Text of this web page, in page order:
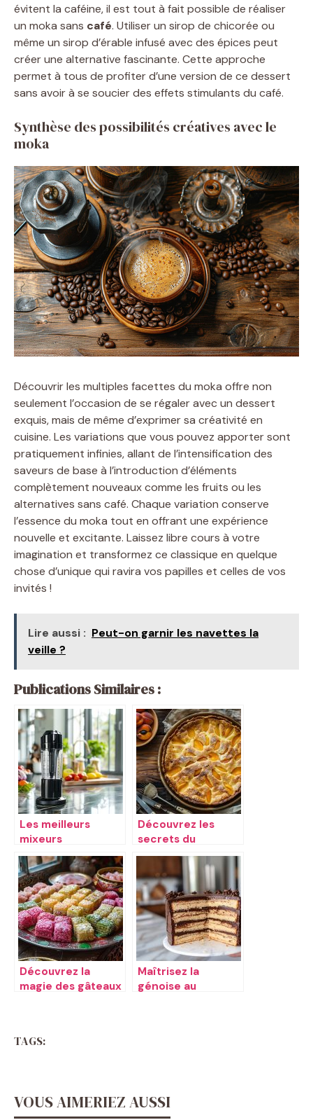
évitent la caféine, il est tout à fait possible de réaliser
un moka sans café. Utiliser un sirop de chicorée ou
même un sirop d’érable infusé avec des épices peut
créer une alternative fascinante. Cette approche
permet à tous de profiter d’une version de ce dessert
sans avoir à se soucier des effets stimulants du café.
Synthèse des possibilités créatives avec le
moka
Découvrir les multiples facettes du moka offre non
seulement l’occasion de se régaler avec un dessert
exquis, mais de même d’exprimer sa créativité en
cuisine. Les variations que vous pouvez apporter sont
pratiquement infinies, allant de l’intensification des
saveurs de base à l’introduction d’éléments
complètement nouveaux comme les fruits ou les
alternatives sans café. Chaque variation conserve
l’essence du moka tout en offrant une expérience
nouvelle et excitante. Laissez libre cours à votre
imagination et transformez ce classique en quelque
chose d’unique qui ravira vos papilles et celles de vos
invités !
Lire aussi : Peut-on garnir les navettes la
veille ?
Publications Similaires :
Les meilleurs
mixeurs
plongeants de
2019
Découvrez les
secrets du
clafoutis abricot
parfait
Découvrez la
magie des gâteaux
Maîtrisez la
génoise au
TAGS:
VOUS AIMERIEZ AUSSI